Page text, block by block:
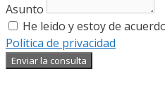
Asunto
He leido y estoy de
Política de privacidad
Enviar la consulta